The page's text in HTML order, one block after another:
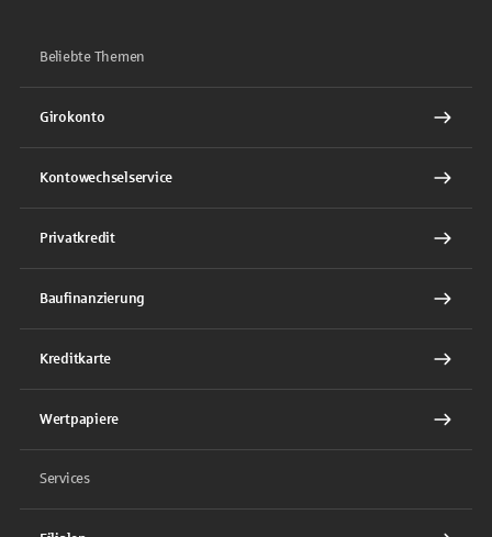
Beliebte Themen
Girokonto
Kontowechselservice
Privatkredit
Baufinanzierung
Kreditkarte
Wertpapiere
Services